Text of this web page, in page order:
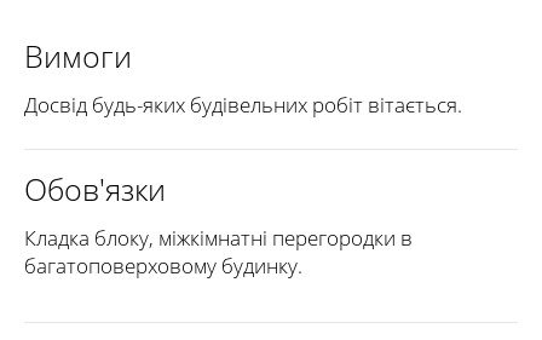
Вимоги
Досвід будь-яких будівельних робіт вітається.
Обов'язки
Кладка блоку, міжкімнатні перегородки в
багатоповерховому будинку.